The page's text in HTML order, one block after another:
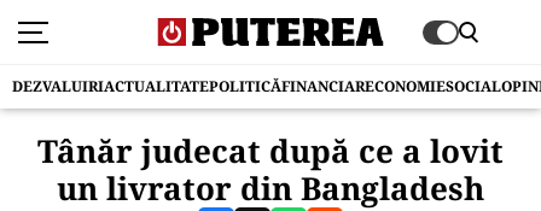
DEZVALUIRIACTUALITATEPOLITICĂFINANCIARECONOMIESOCIAL
Tânăr judecat după ce a lovit
un livrator din Bangladesh